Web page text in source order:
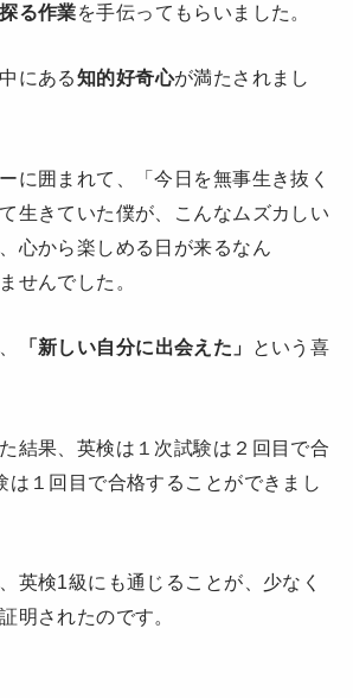
る作業を手伝ってもらいました。
にある知的好奇心が満たされまし
に囲まれて、「今日を無事生き抜く
生きていた僕が、こんなムズカしい
心から楽しめる日が来るなん
せんでした。
「新しい自分に出会えた」
という喜
結果、英検は１次試験は２回目で合
１回目で合格することができまし
英検1級にも通じることが、少なく
明されたのです。